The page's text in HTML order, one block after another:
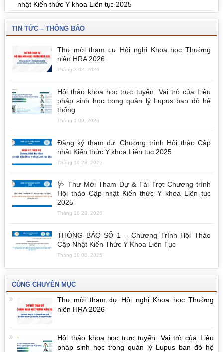
nhật Kiến thức Y khoa Liên tục 2025
TIN TỨC – THÔNG BÁO
Thư mời tham dự Hội nghị Khoa học Thường
niên HRA 2026
Tháng 3 02, 2026
Hội thảo khoa học trực tuyến: Vai trò của Liệu
pháp sinh học trong quản lý Lupus ban đỏ hệ
thống
Tháng 1 09, 2026
Đăng ký tham dự: Chương trình Hội thảo Cập
nhật Kiến thức Y khoa Liên tục 2025
Tháng 10 28, 2025
🩺 Thư Mời Tham Dự & Tài Trợ: Chương trình
Hội thảo Cập nhật Kiến thức Y khoa Liên tục
2025
Tháng 10 28, 2025
THÔNG BÁO SỐ 1 – Chương Trình Hội Thảo
Cập Nhật Kiến Thức Y Khoa Liên Tục
Tháng 10 08, 2025
CÙNG CHUYÊN MỤC
Thư mời tham dự Hội nghị Khoa học Thường
niên HRA 2026
Hội thảo khoa học trực tuyến: Vai trò của Liệu
pháp sinh học trong quản lý Lupus ban đỏ hệ